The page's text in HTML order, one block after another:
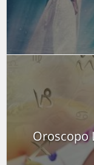
Oroscopo